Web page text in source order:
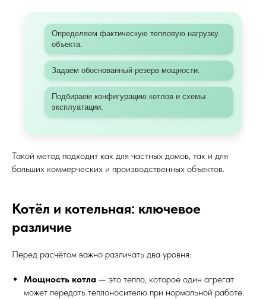
Определяем фактическую тепловую нагрузку
объекта.
Задаём обоснованный резерв мощности.
Подбираем конфигурацию котлов и схемы
эксплуатации.
Такой метод подходит как для частных домов, так и для
больших коммерческих и производственных объектов.
Котёл и котельная: ключевое
различие
Перед расчётом важно различать два уровня:
Мощность котла — это тепло, которое один агрегат
может передать теплоносителю при нормальной работе.